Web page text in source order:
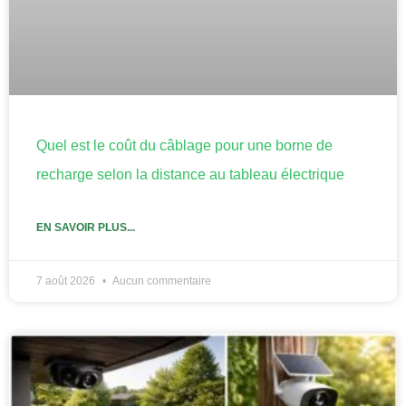
Quel est le coût du câblage pour une borne de
recharge selon la distance au tableau électrique
EN SAVOIR PLUS...
7 août 2026 Aucun commentaire